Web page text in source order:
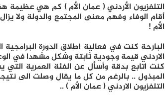
التلفزيون الأردني ( عمان الأم ) كم هي عظيمة
أقام الوفاء وفهم معنى المجتمع والدولة ولا
الأم !
البارحة كنت في فعالية اطلاق الدورة البرامجية
الاردني قيمة وجودية ثابتة وشكل مشهدا في
كنت اتابع بدقة وأسأل عن الفئة العمرية التي
المبذول .. بالرغم من كل ما يقال وصلت الى
التلفزيون الاردني ( عمان الأم ) ..